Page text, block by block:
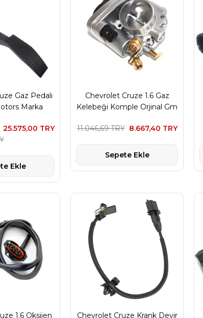
Gaz Pedalı
Marka
25.575,00 TRY
Ekle
Chevrolet Cruze 1.6 Gaz
Kelebeği Komple Orjinal Gm
8.667,40 TRY
11.046,69 TRY
Sepete Ekle
1.6 Oksijen
Chevrolet Cruze Krank Devir